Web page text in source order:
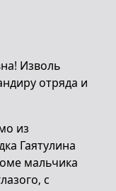
Изволь
отряда и
из
Гаятулина
мальчика
с